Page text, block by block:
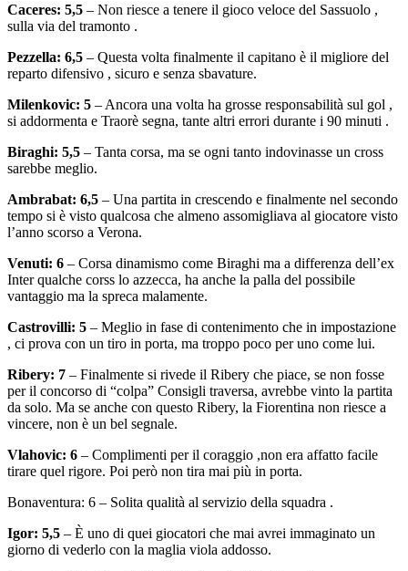
Caceres: 5,5 – Non riesce a tenere il gioco veloce del Sassuolo ,
sulla via del tramonto .
Pezzella: 6,5 – Questa volta finalmente il capitano è il migliore del
reparto difensivo , sicuro e senza sbavature.
Milenkovic: 5 – Ancora una volta ha grosse responsabilità sul gol ,
si addormenta e Traorè segna, tante altri errori durante i 90 minuti .
Biraghi: 5,5 – Tanta corsa, ma se ogni tanto indovinasse un cross
sarebbe meglio.
Ambrabat: 6,5 – Una partita in crescendo e finalmente nel secondo
tempo si è visto qualcosa che almeno assomigliava al giocatore visto
l’anno scorso a Verona.
Venuti: 6 – Corsa dinamismo come Biraghi ma a differenza dell’ex
Inter qualche corss lo azzecca, ha anche la palla del possibile
vantaggio ma la spreca malamente.
Castrovilli: 5 – Meglio in fase di contenimento che in impostazione
, ci prova con un tiro in porta, ma troppo poco per uno come lui.
Ribery: 7 – Finalmente si rivede il Ribery che piace, se non fosse
per il concorso di “colpa” Consigli traversa, avrebbe vinto la partita
da solo. Ma se anche con questo Ribery, la Fiorentina non riesce a
vincere, non è un bel segnale.
Vlahovic: 6 – Complimenti per il coraggio ,non era affatto facile
tirare quel rigore. Poi però non tira mai più in porta.
Bonaventura: 6 – Solita qualità al servizio della squadra .
Igor: 5,5 – È uno di quei giocatori che mai avrei immaginato un
giorno di vederlo con la maglia viola addosso.